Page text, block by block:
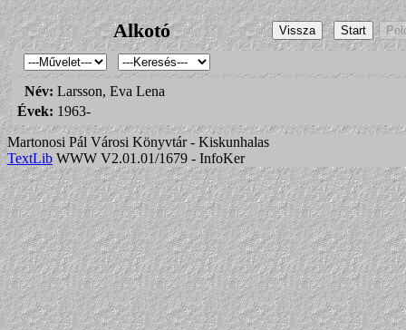
Alkotó
Név: Larsson, Eva Lena
Évek: 1963-
Martonosi Pál Városi Könyvtár - Kiskunhalas
TextLib WWW V2.01.01/1679 - InfoKer